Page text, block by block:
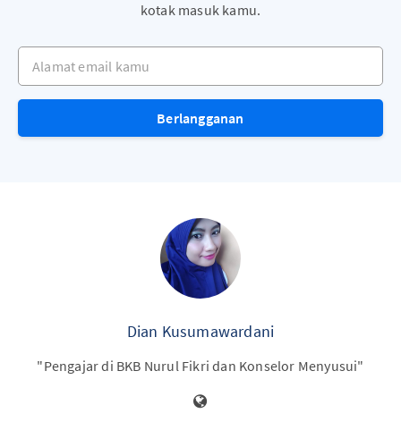
kotak masuk kamu.
Alamat email kamu
Berlangganan
Dian Kusumawardani
"Pengajar di BKB Nurul Fikri dan Konselor Menyusui"